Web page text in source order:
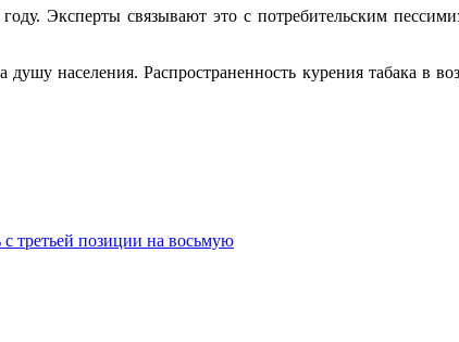
Эксперты связывают это с потребительским
душу населения. Распространенность курения табака в
с третьей позиции на восьмую